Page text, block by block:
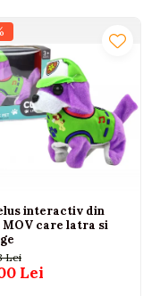
interactiv din
MOV care latra si
Lei
Lei